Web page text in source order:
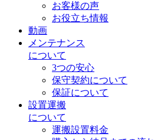
お客様の声
お役立ち情報
動画
メンテナンス
について
3つの安心
保守契約について
保証について
設置運搬
について
運搬設置料金